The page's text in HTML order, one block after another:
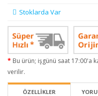
Stoklarda Var
Bu ürün; işgünü saat 17:00'a
verilir.
ÖZELLİKLER